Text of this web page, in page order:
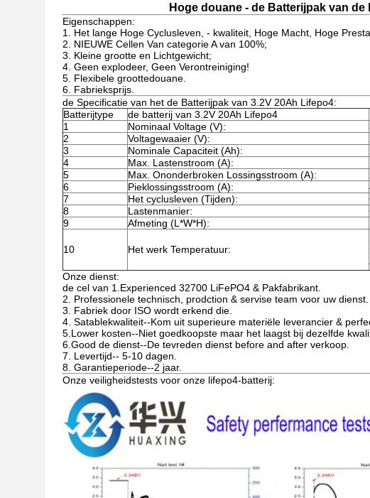
Hoge douane - de Batterijpak van
Eigenschappen:
1. Het lange Hoge Cyclusleven, - kwaliteit, Hoge Macht, Hoge
2. NIEUWE Cellen Van categorie A van 100%;
3. Kleine grootte en Lichtgewicht;
4. Geen explodeer, Geen Verontreiniging!
5. Flexibele groottedouane.
6. Fabrieksprijs.
de Specificatie van het de Batterijpak van 3.2V 20Ah Lifepo4:
Batterijtype
de batterij van 3.2V 20Ah Lifepo4
1
Nominaal Voltage (V):
2
Voltagewaaier (V):
3
Nominale Capaciteit (Ah):
4
Max. Lastenstroom (A):
5
Max. Ononderbroken Lossingsstroom (A):
6
Pieklossingsstroom (A):
7
Het cyclusleven (Tijden):
8
Lastenmanier:
9
Afmeting (L*W*H):
10 Het werk Temperatuur:
Onze dienst:
de cel van 1.Experienced 32700 LiFePO4 & Pakfabrikant.
2. Professionele technisch, prodction & servise team voor uw dienst.
3. Fabriek door ISO wordt erkend die.
4. Satablekwaliteit--Kom uit superieure materiële leverancier &
5.Lower kosten--Niet goedkoopste maar het laagst bij dezelfde
6.Good de dienst--De tevreden dienst before and after verkoop.
7. Levertijd-- 5-10 dagen.
8. Garantieperiode--2 jaar.
Onze veiligheidstests voor onze lifepo4-batterij: